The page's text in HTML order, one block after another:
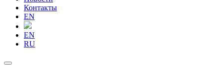
Контакты
EN
EN
RU